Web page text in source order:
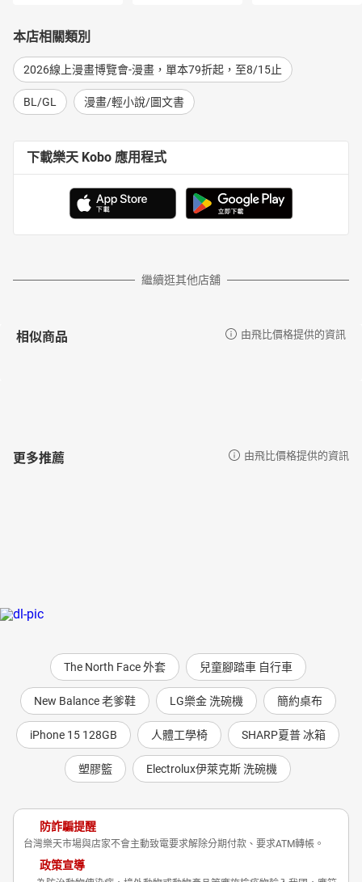
本店相關類別
2026線上漫畫博覽會-漫畫，單本79折起，至8/15止
BL/GL 漫畫/輕小說/圖文書
下載樂天 Kobo 應用程式
繼續逛其他店舖
相似商品 由飛比價格提供的資訊
更多推薦 由飛比價格提供的資訊
The North Face 外套 兒童腳踏車 自行車
New Balance 老爹鞋 LG樂金 洗碗機 簡約桌布
iPhone 15 128GB 人體工學椅 SHARP夏普 冰箱
塑膠籃 Electrolux伊萊克斯 洗碗機
防詐騙提醒
台灣樂天市場與店家不會主動致電要求解除分期付款、要求ATM轉帳。
政策宣導